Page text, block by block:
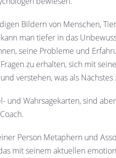
Bildern von Menschen,
man tiefer in das
seine Probleme und
zu erhalten, sich mit
verstehen, was als Nächstes
und Wahrsagekarten, sind
Person Metaphern und
mit seinem aktuellen